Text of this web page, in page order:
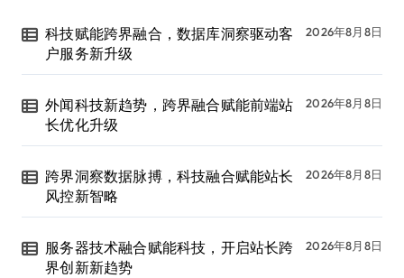
科技赋能跨界融合，数据库洞察驱动客
户服务新升级
2026年8月8日
外闻科技新趋势，跨界融合赋能前端站
长优化升级
2026年8月8日
跨界洞察数据脉搏，科技融合赋能站长
风控新智略
2026年8月8日
服务器技术融合赋能科技，开启站长跨
界创新新趋势
2026年8月8日